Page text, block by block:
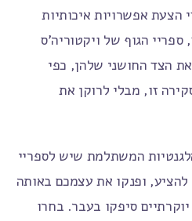
הצעת אפשרויות איכותיות
ספריי הגוף של ויקטוריה'ס
הצד החושני שלהן, כפי
זו, מבלי לרוקן את
המשתלמת שיש לספריי
ופנקו את עצמכם באותה
סיפקו בעבר. בחרו